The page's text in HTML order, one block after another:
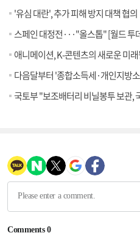
'유심 대란', 추가 피해 방지 대책 협의
스페인 대정전···"올스톱" [월드 투
애니메이션, K-콘텐츠의 새로운 미
다음달부터 '종합소득세·개인지방
국토부 "보조배터리 비닐봉투 보관, 국제기준 따른 외부